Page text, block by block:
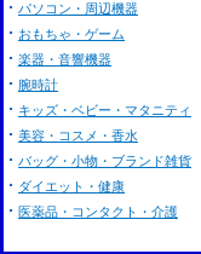
パソコン・周辺機器
おもちゃ・ゲーム
楽器・音響機器
腕時計
キッズ・ベビー・マタニティ
美容・コスメ・香水
バッグ・小物・ブランド雑貨
ダイエット・健康
医薬品・コンタクト・介護